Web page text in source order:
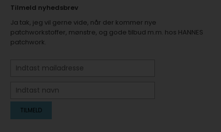
Tilmeld nyhedsbrev
Ja tak, jeg vil gerne vide, når der kommer nye
patchworkstoffer, mønstre, og gode tilbud m.m. hos HANNES
patchwork.